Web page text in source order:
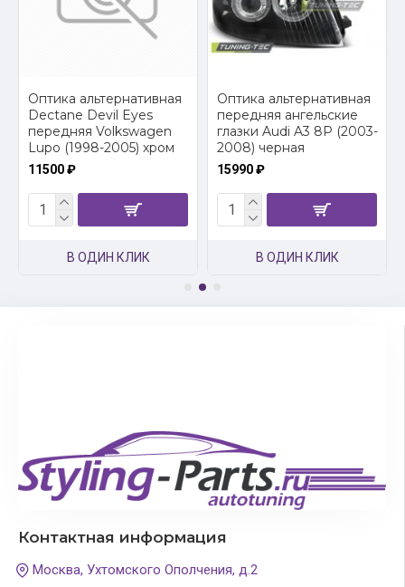
Оптика альтернативная
Dectane Devil Eyes
передняя Volkswagen
Lupo (1998-2005) хром
11500 ₽
В ОДИН КЛИК
Оптика альтернативная
передняя ангельские
глазки Audi A3 8P (2003-
2008) черная
15990 ₽
В ОДИН КЛИК
Контактная информация
Москва, Ухтомского Ополчения, д.2